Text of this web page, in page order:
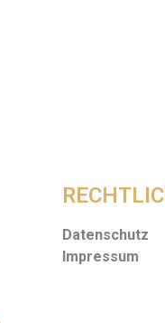
Datenschutz
Impressum